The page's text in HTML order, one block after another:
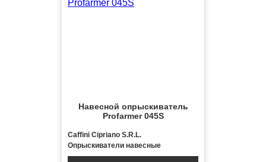
Навесной опрыскиватель
Profarmer 045S
Caffini Cipriano S.R.L.
Опрыскиватели навесные